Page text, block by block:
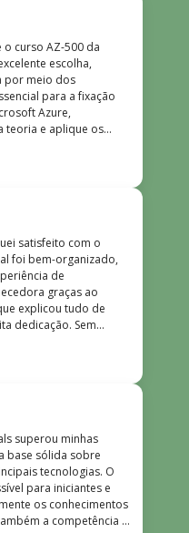
curso AZ-500 da
escolha,
por meio dos
para a fixação
Azure,
teoria e aplique os
Outro
curso. O conteúdo é
muito avançada.”
satisfeito com o
foi bem-organizado,
de
graças ao
explicou tudo de
dedicação. Sem
superou minhas
base sólida sobre
tecnologias. O
para iniciantes e
os conhecimentos
a competência e